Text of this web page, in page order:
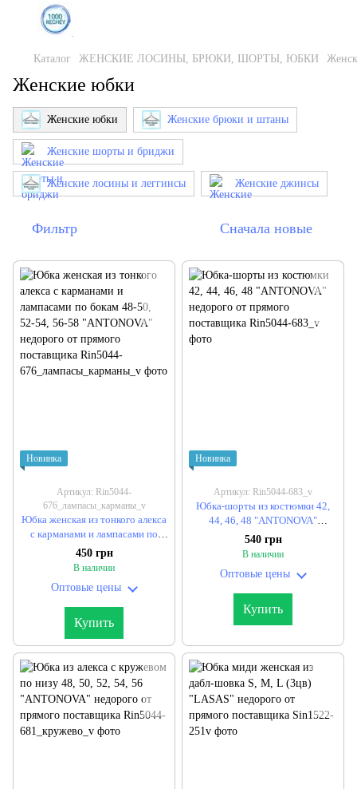
Каталог ЖЕНСКИЕ ЛОСИНЫ, БРЮКИ, ШОРТЫ, ЮБКИ
Женские юбки
Женские юбки Женские брюки и штаны
Женские шорты и бриджи
Женские лосины и леггинсы Женские джинсы
Фильтр Сначала новые
Новинка
Артикул: Rin5044-
676_лампасы_карманы_v
Юбка женская из тонкого алекса
с карманами и лампасами по
бокам 48-50, 52-54, 56-58
"ANTONOVA" недорого от
450 грн
В наличии
Оптовые цены
Купить
Новинка
Артикул: Rin5044-683_v
Юбка-шорты из костюмки 42,
44, 46, 48 "ANTONOVA"
недорого от прямого
поставщика
540 грн
В наличии
Оптовые цены
Купить